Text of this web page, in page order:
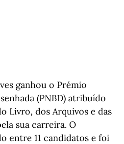
ganhou o Prémio
(PNBD) atribuído
Livro, dos Arquivos e das
sua carreira. O
entre 11 candidatos e foi